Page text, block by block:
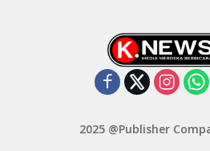
2025 @Publisher